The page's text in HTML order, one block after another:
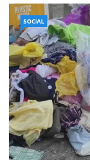
SOCIAL